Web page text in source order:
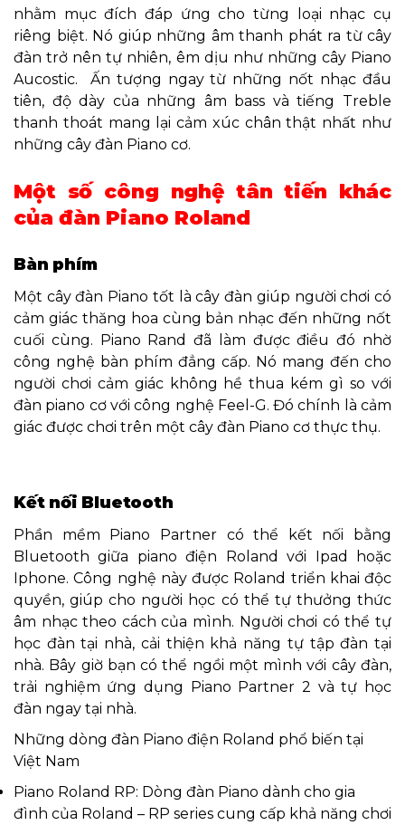
nhằm mục đích đáp ứng cho từng loại nhạc cụ
riêng biệt. Nó giúp những âm thanh phát ra từ cây
đàn trở nên tự nhiên, êm dịu như những cây Piano
Aucostic. Ấn tượng ngay từ những nốt nhạc đầu
tiên, độ dày của những âm bass và tiếng Treble
thanh thoát mang lại cảm xúc chân thật nhất như
những cây đàn Piano cơ.
Một số công nghệ tân tiến khác
của đàn Piano Roland
Bàn phím
Một cây đàn Piano tốt là cây đàn giúp người chơi có
cảm giác thăng hoa cùng bản nhạc đến những nốt
cuối cùng. Piano Rand đã làm được điều đó nhờ
công nghệ bàn phím đẳng cấp. Nó mang đến cho
người chơi cảm giác không hề thua kém gì so với
đàn piano cơ với công nghệ Feel-G. Đó chính là cảm
giác được chơi trên một cây đàn Piano cơ thực thụ.
Kết nối Bluetooth
Phần mềm Piano Partner có thể kết nối bằng
Bluetooth giữa piano điện Roland với Ipad hoặc
Iphone. Công nghệ này được Roland triển khai độc
quyền, giúp cho người học có thể tự thưởng thức
âm nhạc theo cách của mình. Người chơi có thể tự
học đàn tại nhà, cải thiện khả năng tự tập đàn tại
nhà. Bây giờ bạn có thể ngồi một mình với cây đàn,
trải nghiệm ứng dụng Piano Partner 2 và tự học
đàn ngay tại nhà.
Những dòng đàn Piano điện Roland phổ biến tại
Việt Nam
Piano Roland RP: Dòng đàn Piano dành cho gia
đình của Roland – RP series cung cấp khả năng chơi